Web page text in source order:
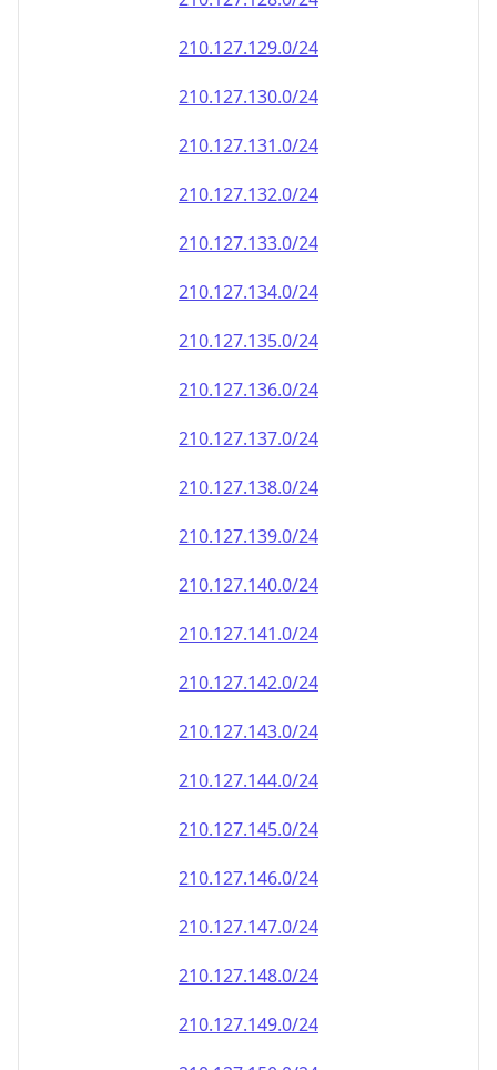
210.127.129.0/24
210.127.130.0/24
210.127.131.0/24
210.127.132.0/24
210.127.133.0/24
210.127.134.0/24
210.127.135.0/24
210.127.136.0/24
210.127.137.0/24
210.127.138.0/24
210.127.139.0/24
210.127.140.0/24
210.127.141.0/24
210.127.142.0/24
210.127.143.0/24
210.127.144.0/24
210.127.145.0/24
210.127.146.0/24
210.127.147.0/24
210.127.148.0/24
210.127.149.0/24
210.127.150.0/24